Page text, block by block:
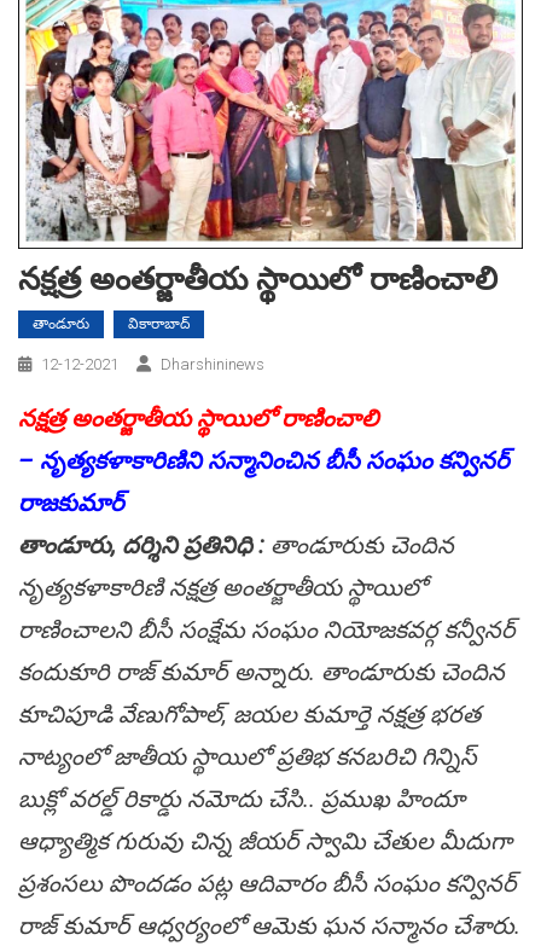
నక్షత్ర అంత‌ర్జాతీయ స్థాయిలో రాణించాలి
తాండూరు వికారాబాద్
12-12-2021 Dharshininews
నక్షత్ర అంత‌ర్జాతీయ స్థాయిలో రాణించాలి
– నృత్యకళాకారిణిని సన్మానించిన బీసీ సంఘం కన్వినర్
రాజకుమార్
తాండూరు, ద‌ర్శిని ప్ర‌తినిధి : తాండూరుకు చెందిన
నృత్యకళాకారిణి నక్షత్ర అంత‌ర్జాతీయ స్థాయిలో
రాణించాలని బీసీ సంక్షేమ సంఘం నియోజకవర్గ కన్వీనర్
కందుకూరి రాజ్ కుమార్ అన్నారు. తాండూరుకు చెందిన
కూచిపూడి వేణుగోపాల్, జయల కుమార్తె నక్షత్ర భరత
నాట్యంలో జాతీయ స్థాయిలో ప్రతిభ కనబరిచి గిన్నిస్
బుక్లో వరల్డ్ రికార్డు నమోదు చేసి.. ప్రముఖ హిందూ
ఆధ్యాత్మిక గురువు చిన్న జీయర్ స్వామి చేతుల మీదుగా
ప్రశంసలు పొందడం పట్ల ఆదివారం బీసీ సంఘం కన్వినర్
రాజ్ కుమార్ ఆధ్వర్యంలో ఆమెకు ఘన సన్మానం చేశారు.